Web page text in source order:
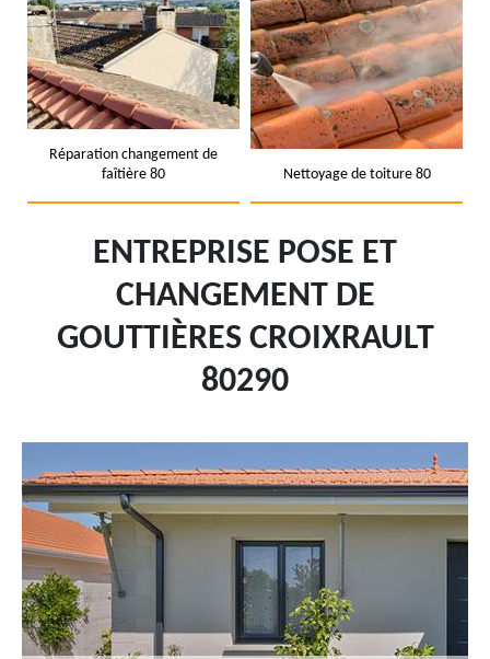
Réparation changement de
faîtière 80
Nettoyage de toiture 80
ENTREPRISE POSE ET
CHANGEMENT DE
GOUTTIÈRES CROIXRAULT
80290